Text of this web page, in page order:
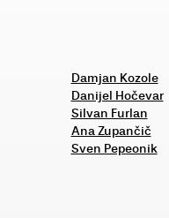
Damjan Kozole
Danijel Hočevar
Silvan Furlan
Ana Zupančič
Sven Pepeonik